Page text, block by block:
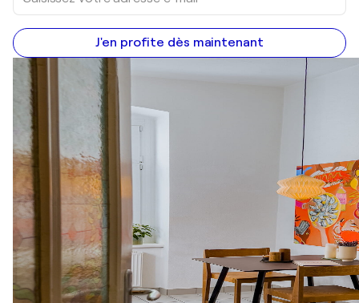
J'en profite dès maintenant